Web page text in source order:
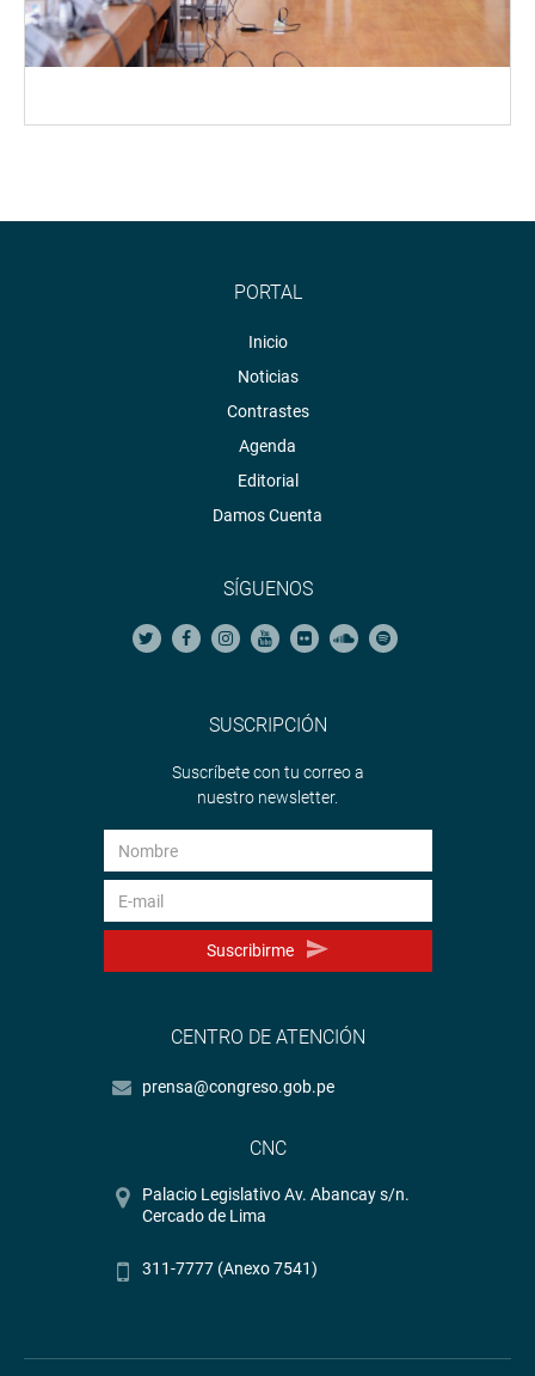
PORTAL
Inicio
Noticias
Contrastes
Agenda
Editorial
Damos Cuenta
SÍGUENOS
SUSCRIPCIÓN
Suscríbete con tu correo a
nuestro newsletter.
Suscribirme
CENTRO DE ATENCIÓN
prensa@congreso.gob.pe
CNC
Palacio Legislativo Av. Abancay s/n.
Cercado de Lima
311-7777 (Anexo 7541)